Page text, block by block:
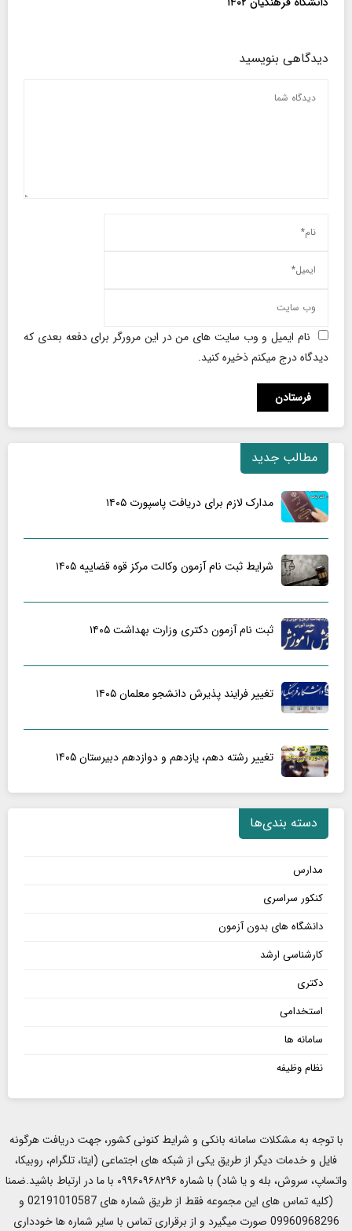
دیدگاهی بنویسید
نام ایمیل و وب سایت های من در این مرورگر برای دفعه بعدی که
دیدگاه درج میکنم ذخیره کنید.
مطالب جدید
مدارک لازم برای دریافت پاسپورت ۱۴۰۵
شرایط ثبت نام آزمون وکالت مرکز قوه قضاییه ۱۴۰۵
ثبت نام آزمون دکتری وزارت بهداشت ۱۴۰۵
تغییر فرایند پذیرش دانشجو معلمان ۱۴۰۵
تغییر رشته دهم، یازدهم و دوازدهم دبیرستان ۱۴۰۵
دسته بندی‌ها
مدارس
کنکور سراسری
دانشگاه های بدون آزمون
کارشناسی ارشد
دکتری
استخدامی
سامانه ها
نظام وظیفه
با توجه به مشکلات سامانه بانکی و شرایط کنونی کشور، جهت دریافت هرگونه
فایل و خدمات دیگر از طریق یکی از شبکه های اجتماعی (ایتا، تلگرام، روبیکا،
واتساپ، سروش، بله و یا شاد) با شماره ۰۹۹۶۰۹۶۸۲۹۶ با ما در ارتباط باشید.ضمنا
(کلیه تماس های این مجموعه فقط از طریق شماره های 02191010587 و
09960968296 صورت میگیرد و از برقراری تماس با سایر شماره ها خودداری